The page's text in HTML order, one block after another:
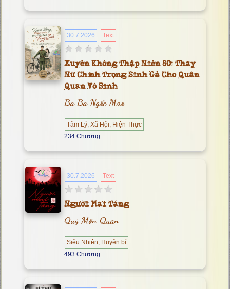
30.7.2026 Text
Xuyên Không Thập Niên 80: Thay
Nữ Chính Trọng Sinh Gả Cho Quân
Quan Vô Sinh
Ba Ba Ngốc Mao
Tâm Lý, Xã Hội, Hiện Thực
234 Chương
30.7.2026 Text
Người Mai Táng
Quỷ Môn Quan
Siêu Nhiên, Huyền bí
493 Chương